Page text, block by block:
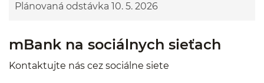
Plánovaná odstávka 10. 5. 2026
mBank na sociálnych sieťach
Kontaktujte nás cez sociálne siete